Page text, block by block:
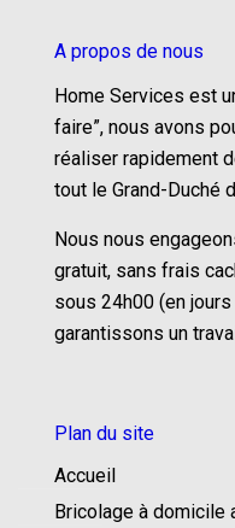
A propos de nous
Home Services est
faire”, nous avons
réaliser rapidement
tout le Grand-Duché
Nous nous
gratuit, sans frais
sous 24h00 (en
garantissons un
Plan du site
Accueil
Bricolage à domicile